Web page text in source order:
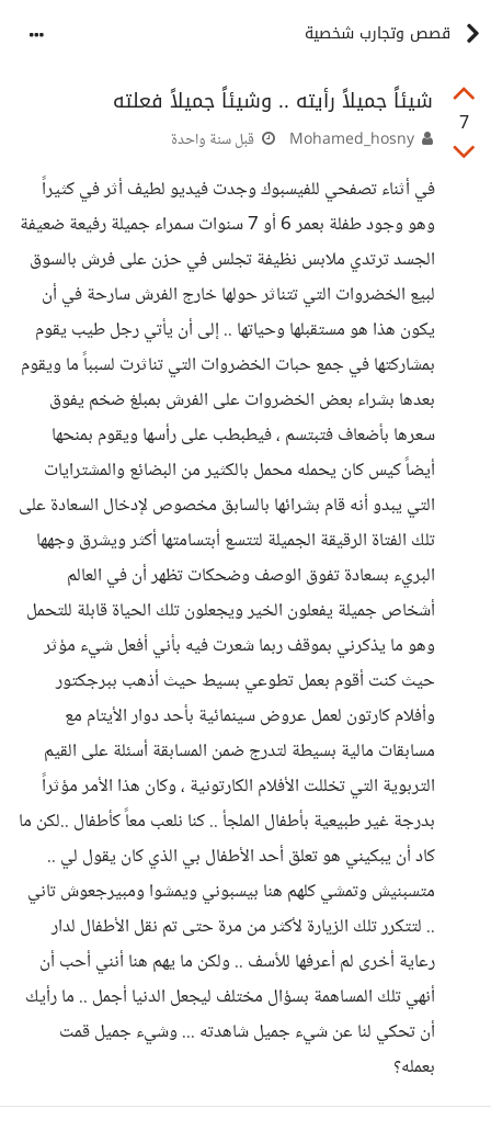
قصص وتجارب شخصية
7
شيئاً جميلاً رأيته .. وشيئاً جميلاً فعلته
قبل سنة واحدة
في أثناء تصفحي للفيسبوك وجدت فيديو لطيف أثر في كثيراً
وهو وجود طفلة بعمر 6 أو 7 سنوات سمراء جميلة رفيعة ضعيفة
الجسد ترتدي ملابس نظيفة تجلس في حزن على فرش بالسوق
لبيع الخضروات التي تتناثر حولها خارج الفرش سارحة في أن
يكون هذا هو مستقبلها وحياتها .. إلى أن يأتي رجل طيب يقوم
بمشاركتها في جمع حبات الخضروات التي تناثرت لسبباً ما ويقوم
بعدها بشراء بعض الخضروات على الفرش بمبلغ ضخم يفوق
سعرها بأضعاف فتبتسم ، فيطبطب على رأسها ويقوم بمنحها
أيضاً كيس كان يحمله محمل بالكثير من البضائع والمشترايات
التي يبدو أنه قام بشرائها بالسابق مخصوص لإدخال السعادة على
تلك الفتاة الرقيقة الجميلة لتتسع أبتسامتها أكثر ويشرق وجهها
البريء بسعادة تفوق الوصف وضحكات تظهر أن في العالم
أشخاص جميلة يفعلون الخير ويجعلون تلك الحياة قابلة للتحمل
وهو ما يذكرني بموقف ربما شعرت فيه بأني أفعل شيء مؤثر
حيث كنت أقوم بعمل تطوعي بسيط حيث أذهب ببرجكتور
وأفلام كارتون لعمل عروض سينمائية بأحد دوار الأيتام مع
مسابقات مالية بسيطة لتدرج ضمن المسابقة أسئلة على القيم
التربوية التي تخللت الأفلام الكارتونية ، وكان هذا الأمر مؤثراً
بدرجة غير طبيعية بأطفال الملجأ .. كنا نلعب معاً كأطفال ..لكن ما
كاد أن يبكيني هو تعلق أحد الأطفال بي الذي كان يقول لي ..
متسبنيش وتمشي كلهم هنا بيسبوني ويمشوا ومبيرجعوش تاني
.. لتتكرر تلك الزيارة لأكثر من مرة حتى تم نقل الأطفال لدار
رعاية أخرى لم أعرفها للأسف .. ولكن ما يهم هنا أنني أحب أن
أنهي تلك المساهمة بسؤال مختلف ليجعل الدنيا أجمل .. ما رأيك
أن تحكي لنا عن شيء جميل شاهدته ... وشيء جميل قمت
بعمله؟